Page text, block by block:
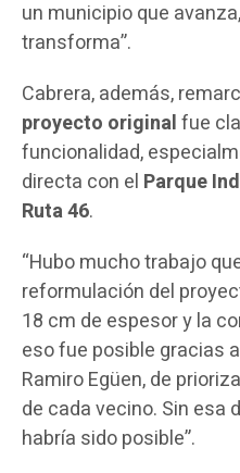
un municipio que
transforma”.
Cabrera, además,
proyecto originalfue
funcionalidad,
directa con el Parque
Ruta 46.
“Hubo mucho trabajo
reformulación del
18 cm de espesor y la
eso fue posible gracias
Ramiro Egüen, de
de cada vecino. Sin esa
habría sido posible”.